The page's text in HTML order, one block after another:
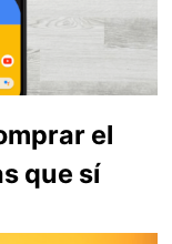
el
que sí